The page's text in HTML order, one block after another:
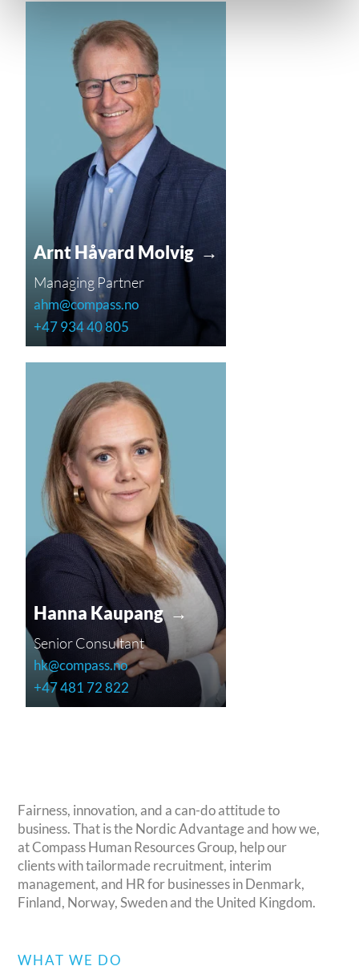
Arnt Håvard Molvig →
Managing Partner
ahm@compass.no
+47 934 40 805
Hanna Kaupang →
Senior Consultant
hk@compass.no
+47 481 72 822
Fairness, innovation, and a can-do attitude to
business. That is the Nordic Advantage and how we,
at Compass Human Resources Group, help our
clients with tailormade recruitment, interim
management, and HR for businesses in Denmark,
Finland, Norway, Sweden and the United Kingdom.
WHAT WE DO